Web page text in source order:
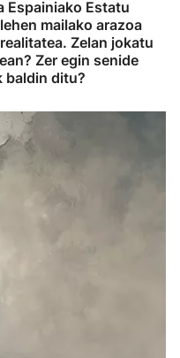
Espainiako Estatu
mailako arazoa
Zelan jokatu
Zer egin senide
baldin ditu?